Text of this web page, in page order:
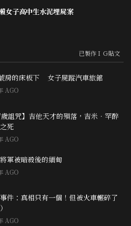
女子高中生水泥埋屍案
已製作ＩＧ貼文
房的床板下 女子屍蹤汽車旅館
AGO
歲詛咒】吉他天才的殞落，吉米‧罕醉
死
AGO
軍被暗殺後的緬甸
AGO
件：真相只有一個！但被火車輾碎了
AGO